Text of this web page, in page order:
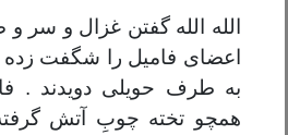
الله الله گفتن غزال و سر
اعضای فامیل را شگفت زده
به طرف حویلی دویدند .
همچو تخته چوبِ آتش